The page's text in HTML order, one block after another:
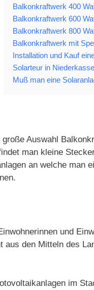
Balkonkraftwerk 400
Balkonkraftwerk 600
Balkonkraftwerk 800
Balkonkraftwerk mit
Installation und Kauf
Solarteur in
Muß man eine
Auswahl
man kleine
an welche man
und
den Mitteln des
im